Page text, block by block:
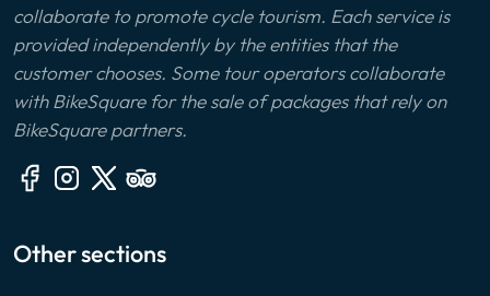
collaborate to promote cycle tourism. Each service is
provided independently by the entities that the
customer chooses. Some tour operators collaborate
with BikeSquare for the sale of packages that rely on
BikeSquare partners.
Other sections